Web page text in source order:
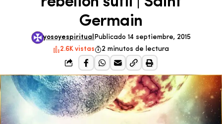
Germain
yosoyespiritual Publicado 14 septiembre, 2015
2.6K vistas
2 minutos de lectura